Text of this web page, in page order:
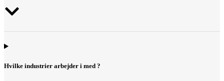
Hvilke industrier arbejder i med ?